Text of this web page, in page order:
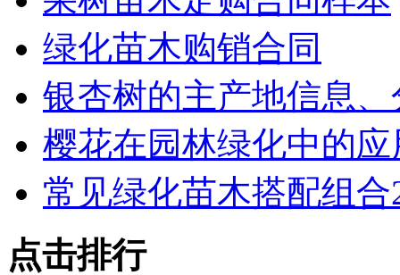
绿化苗木购销合同
银杏树的主产地信息
樱花在园林绿化中的
常见绿化苗木搭配组合
点击排行